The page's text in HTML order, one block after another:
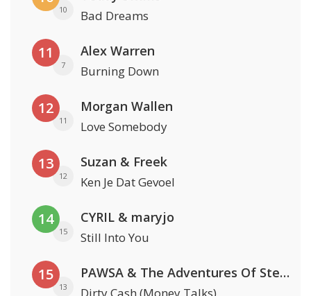
10 Bad Dreams
11
7
Alex Warren
Burning Down
12
11
Morgan Wallen
Love Somebody
13
12
Suzan & Freek
Ken Je Dat Gevoel
14
15
CYRIL & maryjo
Still Into You
15
13
PAWSA & The Adventures Of Stevie V